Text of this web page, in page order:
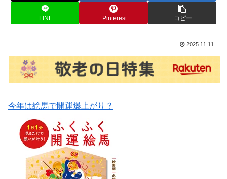
LINE Pinterest コピー
2025.11.11
今年は絵馬で開運爆上がり？